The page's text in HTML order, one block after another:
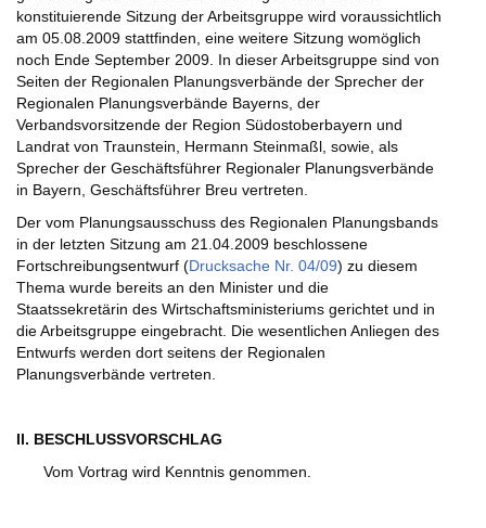
konstituierende Sitzung der Arbeitsgruppe wird voraussichtlich
am 05.08.2009 stattfinden, eine weitere Sitzung womöglich
noch Ende September 2009. In dieser Arbeitsgruppe sind von
Seiten der Regionalen Planungsverbände der Sprecher der
Regionalen Planungsverbände Bayerns, der
Verbandsvorsitzende der Region Südostoberbayern und
Landrat von Traunstein, Hermann Steinmaßl, sowie, als
Sprecher der Geschäftsführer Regionaler Planungsverbände
in Bayern, Geschäftsführer Breu vertreten.
Der vom Planungsausschuss des Regionalen Planungsbands
in der letzten Sitzung am 21.04.2009 beschlossene
Fortschreibungsentwurf (Drucksache Nr. 04/09) zu diesem
Thema wurde bereits an den Minister und die
Staatssekretärin des Wirtschaftsministeriums gerichtet und in
die Arbeitsgruppe eingebracht. Die wesentlichen Anliegen des
Entwurfs werden dort seitens der Regionalen
Planungsverbände vertreten.
II. BESCHLUSSVORSCHLAG
Vom Vortrag wird Kenntnis genommen.